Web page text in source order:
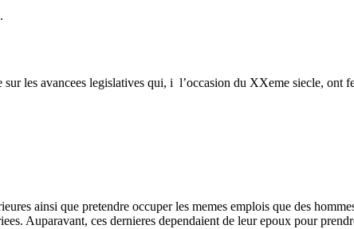
les avancees legislatives qui, i l’occasion du XXeme siecle, ont
ainsi que pretendre occuper les memes emplois que des
Auparavant, ces dernieres dependaient de leur epoux pour